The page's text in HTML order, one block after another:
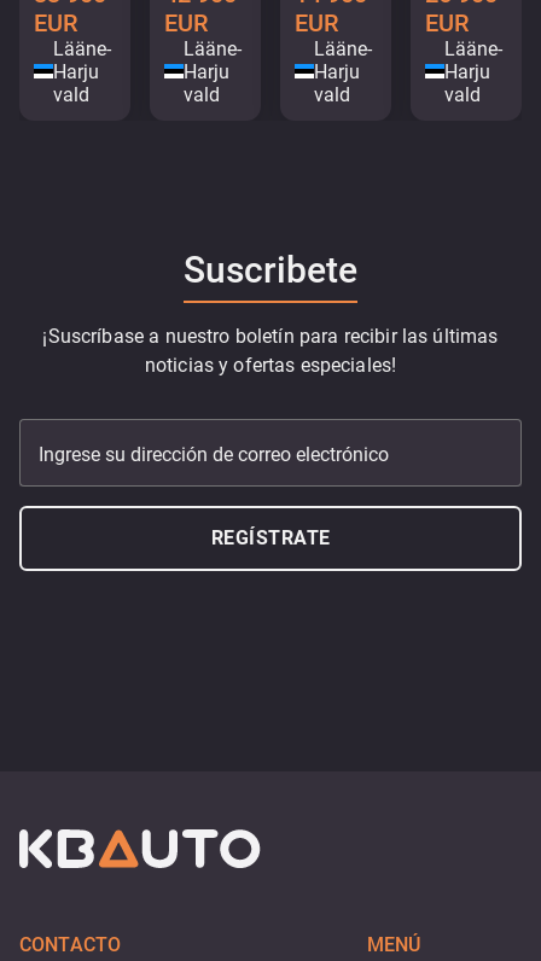
EUR
Lääne-
Harju
vald
EUR
Lääne-
Harju
vald
EUR
Lääne-
Harju
vald
EUR
Lääne-
Harju
vald
Suscribete
¡Suscríbase a nuestro boletín para recibir las últimas
noticias y ofertas especiales!
Ingrese su dirección de correo electrónico
REGÍSTRATE
CONTACTO MENÚ